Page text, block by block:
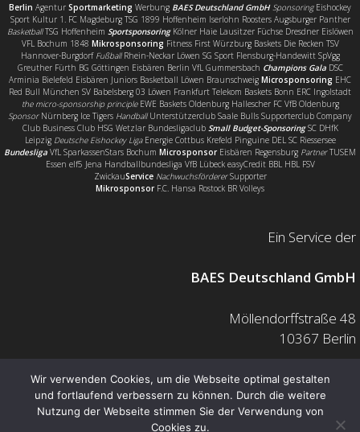
Berlin Agentur Sportmarketing Werbung BAES Deutschland GmbH SponsoringEishockey
Sport Kultur 1. FC Magdeburg TSG 1899 Hoffenheim Iserlohn Roosters Augsburger Panther
BasketballTSG Hoffenheim SportsponsoringKölner Haie Lausitzer Füchse Dresdner Eislöwen
VFL Bochum 1848 Mikrosponsoring Fitness First Würzburg Baskets Die Recken TSV
Hannover-Burgdorf FußballRhein-Neckar Löwen SG Sport Flensburg-Handewitt SpVgg
Greuther Fürth BG Göttingen Eisbären Berlin VfL Gummersbach Champions GalaDSC
Arminia Bielefeld Eisbären Juniors Basketball Löwen Braunschweig Microsponsoring EHC
Red Bull München SV Babelsberg 03 Löwen Frankfurt Telekom Baskets Bonn ERC Ingolstadt
the micro-sponsorship principleEWE Baskets Oldenburg Hallescher FC VfB Oldenburg
SponsorNürnberg Ice Tigers HandballUnterstützerclub Saale Bulls Supporterclub Company
Club Business Club HSG Wetzlar Bundesligaclub Small Budget-SponsoringSC DHfK
Leipzig Deutsche Eishockey LigaEnergie Cottbus Krefeld Pinguine DEL SC Riessersee
Bundesliga VfL SparkassenStars Bochum MicrosponsorEisbären Regensburg PartnerTUSEM
Essen elf5 Jena Handballbundesliga VfB Lübeck easyCredit BBL HBL FSV
ZwickauService NachwuchsfördererSupporter
MikrosponsorF.C. Hansa Rostock BR Volleys
Ein Service der
BAES Deutschland GmbH
Möllendorffstraße 48
10367 Berlin
Mail: info@baes.de
Telefon: 030 200 7378 0
Fax: 0800 880 1139 55
Wir verwenden Cookies, um die Webseite optimal gestalten
und fortlaufend verbessern zu können. Durch die weitere
Nutzung der Webseite stimmen Sie der Verwendung von
Cookies zu.